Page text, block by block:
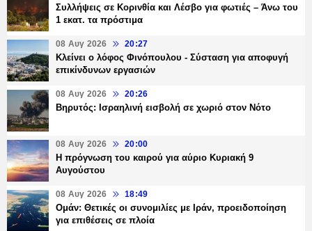
Συλλήψεις σε Κορινθία και Λέσβο για φωτιές – Άνω του
1 εκατ. τα πρόστιμα
08 Αυγ 2026 20:27
Κλείνει ο λόφος Φινόπουλου - Σύσταση για αποφυγή
επικίνδυνων εργασιών
08 Αυγ 2026 20:26
Βηρυτός: Ισραηλινή εισβολή σε χωριό στον Νότο
08 Αυγ 2026 20:00
Η πρόγνωση του καιρού για αύριο Κυριακή 9
Αυγούστου
08 Αυγ 2026 18:49
Ομάν: Θετικές οι συνομιλίες με Ιράν, προειδοποίηση
για επιθέσεις σε πλοία